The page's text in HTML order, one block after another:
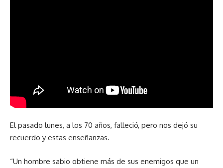
El pasado lunes, a los 70 años, falleció, pero nos dejó su
recuerdo y estas enseñanzas.
“Un hombre sabio obtiene más de sus enemigos que un